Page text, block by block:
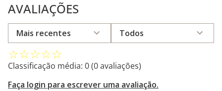
AVALIAÇÕES
☆☆☆☆☆
Classificação média: 0(0 avaliações)
Faça login para escrever uma avaliação.
Mais recentes Todos